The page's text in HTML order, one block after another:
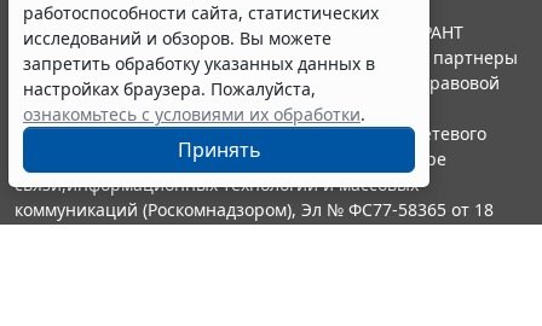
работоспособности сайта, статистических
исследований и обзоров. Вы можете
запретить обработку указанных данных в
настройках браузера. Пожалуйста,
ознакомьтесь с условиями их обработки.
Принять
© ООО "НПП "ГАРАНТ-СЕРВИС", 2026. Система ГАРАНТ
выпускается с 1990 года. Компания "Гарант" и ее партнеры
являются участниками Российской ассоциации правовой
информации ГАРАНТ.
Портал ГАРАНТ.РУ зарегистрирован в качестве сетевого
издания Федеральной службой по надзору в сфере
связи,информационных технологий и массовых
коммуникаций (Роскомнадзором), Эл № ФС77-58365 от 18